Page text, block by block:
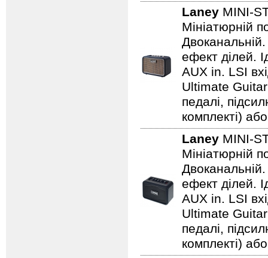
Laney MINI-
Мініатюрній
ефект ділей.
AUX in. LSI
Ultimate Guitar
педалі,
комплекті)
Laney MINI-
Мініатюрній
ефект ділей.
AUX in. LSI
Ultimate Guitar
педалі,
комплекті)